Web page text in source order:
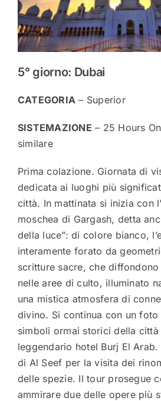
5° giorno: Dubai
CATEGORIA – Superior
SISTEMAZIONE – 25 Hours
similare
Prima colazione. Giornata di
dedicata ai luoghi più
città. In mattinata si inizia con
moschea di Gargash, detta
della luce”: di colore bianco,
interamente forato da
scritture sacre, che
nelle aree di culto, illuminato
una mistica atmosfera di
divino. Si continua con un
simboli ormai storici della città
leggendario hotel Burj El
di Al Seef per la visita dei
delle spezie. Il tour prosegue
ammirare due delle opere più